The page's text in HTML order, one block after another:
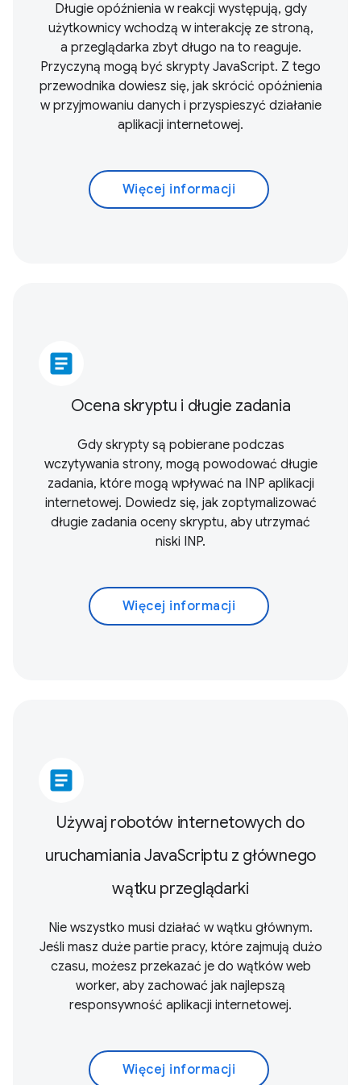
Długie opóźnienia w reakcji występują, gdy
użytkownicy wchodzą w interakcję ze stroną,
a przeglądarka zbyt długo na to reaguje.
Przyczyną mogą być skrypty JavaScript. Z tego
przewodnika dowiesz się, jak skrócić opóźnienia
w przyjmowaniu danych i przyspieszyć działanie
aplikacji internetowej.
Więcej informacji
article
Ocena skryptu i długie zadania
Gdy skrypty są pobierane podczas
wczytywania strony, mogą powodować długie
zadania, które mogą wpływać na INP aplikacji
internetowej. Dowiedz się, jak zoptymalizować
długie zadania oceny skryptu, aby utrzymać
niski INP.
Więcej informacji
article
Używaj robotów internetowych do
uruchamiania JavaScriptu z głównego
wątku przeglądarki
Nie wszystko musi działać w wątku głównym.
Jeśli masz duże partie pracy, które zajmują dużo
czasu, możesz przekazać je do wątków web
worker, aby zachować jak najlepszą
responsywność aplikacji internetowej.
Więcej informacji